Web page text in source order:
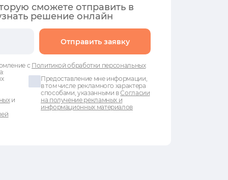
сможете отправить в
решение онлайн
Отправить заявку
с Политикой обработки персональных
и
Предоставление мне информации,
в том числе рекламного характера
способами, указанными вСогласии
на получение рекламных и
информационных материалов